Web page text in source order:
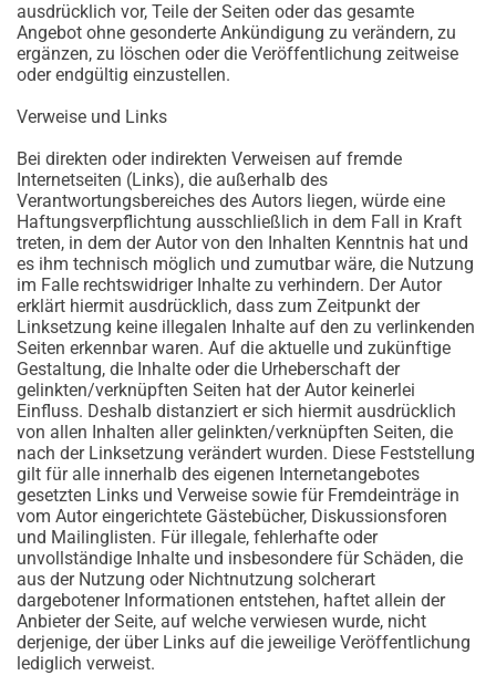
ausdrücklich vor, Teile der Seiten oder das gesamte
Angebot ohne gesonderte Ankündigung zu verändern, zu
ergänzen, zu löschen oder die Veröffentlichung zeitweise
oder endgültig einzustellen.
Verweise und Links
Bei direkten oder indirekten Verweisen auf fremde
Internetseiten (Links), die außerhalb des
Verantwortungsbereiches des Autors liegen, würde eine
Haftungsverpflichtung ausschließlich in dem Fall in Kraft
treten, in dem der Autor von den Inhalten Kenntnis hat und
es ihm technisch möglich und zumutbar wäre, die Nutzung
im Falle rechtswidriger Inhalte zu verhindern. Der Autor
erklärt hiermit ausdrücklich, dass zum Zeitpunkt der
Linksetzung keine illegalen Inhalte auf den zu verlinkenden
Seiten erkennbar waren. Auf die aktuelle und zukünftige
Gestaltung, die Inhalte oder die Urheberschaft der
gelinkten/verknüpften Seiten hat der Autor keinerlei
Einfluss. Deshalb distanziert er sich hiermit ausdrücklich
von allen Inhalten aller gelinkten/verknüpften Seiten, die
nach der Linksetzung verändert wurden. Diese Feststellung
gilt für alle innerhalb des eigenen Internetangebotes
gesetzten Links und Verweise sowie für Fremdeinträge in
vom Autor eingerichtete Gästebücher, Diskussionsforen
und Mailinglisten. Für illegale, fehlerhafte oder
unvollständige Inhalte und insbesondere für Schäden, die
aus der Nutzung oder Nichtnutzung solcherart
dargebotener Informationen entstehen, haftet allein der
Anbieter der Seite, auf welche verwiesen wurde, nicht
derjenige, der über Links auf die jeweilige Veröffentlichung
lediglich verweist.